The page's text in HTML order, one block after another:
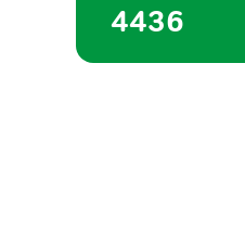
4436